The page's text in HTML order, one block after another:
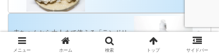
赤ちゃんから大人まで使える「ランドリ
ンWASH」。どんな洗濯洗剤なの？
メニュー ホーム 検索 トップ サイドバー